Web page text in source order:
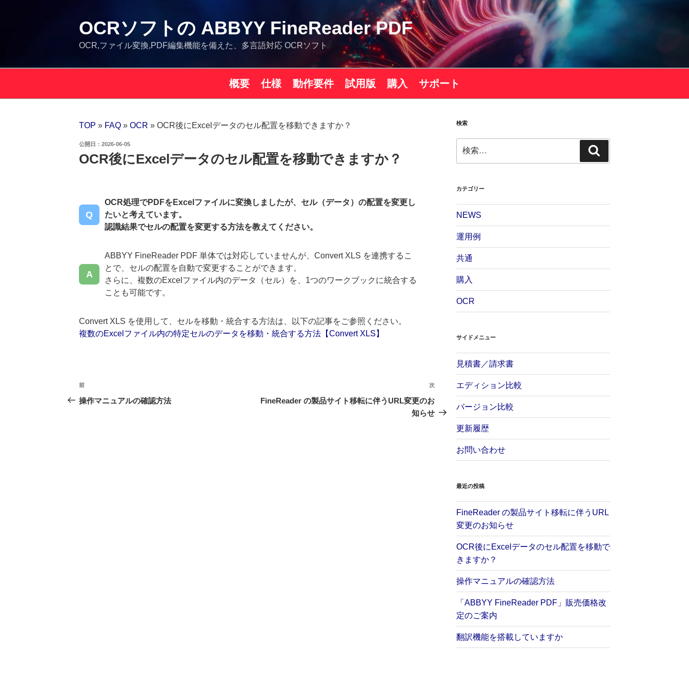
へ
OCRソフトの ABBYY FineReader PDF
OCR,ファイル変換,PDF編集機能を備えた、多言語対応 OCRソフト
概要 仕様 動作要件 試用版 購入 サポート
TOP » FAQ » OCR » OCR後にExcelデータのセル配置を移動できますか？
投
日:
2026-06-05
OCR後にExcelデータのセル配置を移動できますか？
OCR処理でPDFをExcelファイルに変換しましたが、セル（データ）の配置を変更し
たいと考えています。
認識結果でセルの配置を変更する方法を教えてください。
ABBYY FineReader PDF 単体では対応していませんが、Convert XLS を連携するこ
とで、セルの配置を自動で変更することができます。
さらに、複数のExcelファイル内のデータ（セル）を、1つのワークブックに統合する
ことも可能です。
Convert XLS を使用して、セルを移動・統合する方法は、以下の記事をご参照ください。
複数のExcelファイル内の特定セルのデータを移動・統合する方法【Convert XLS】
投
前
の
前
操作マニュアルの確認方法
次
の
投
次
FineReader の製品サイト移転に伴うURL変更のお
知らせ
検索
索:
索
カテゴリー
NEWS
運用例
共通
購入
OCR
サイドメニュー
見積書／請求書
エディション比較
バージョン比較
更新履歴
お問い合わせ
最近の投稿
FineReader の製品サイト移転に伴うURL
変更のお知らせ
OCR後にExcelデータのセル配置を移動で
きますか？
操作マニュアルの確認方法
「ABBYY FineReader PDF」販売価格改
定のご案内
翻訳機能を搭載していますか